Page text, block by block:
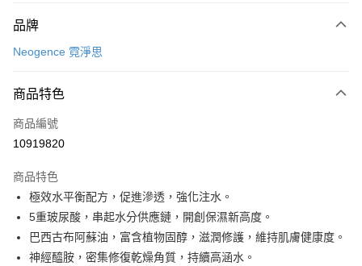
POYA支付
超商取貨付款
LINE Pay
街口支付
悠遊付
Google Pay
品牌
Neogence 霓淨思
商品特色
商品編號
10919820
商品特色
極效水平衡配方，促進滲透，強化注水。
5重玻尿酸，串起水分供應鏈，開創保濕新高度。
巴西古布阿蘇油，富含植物固醇，滋潤修護，維持肌膚健康度。
神經醯胺，密集修復乾燥角質，持續高涵水。